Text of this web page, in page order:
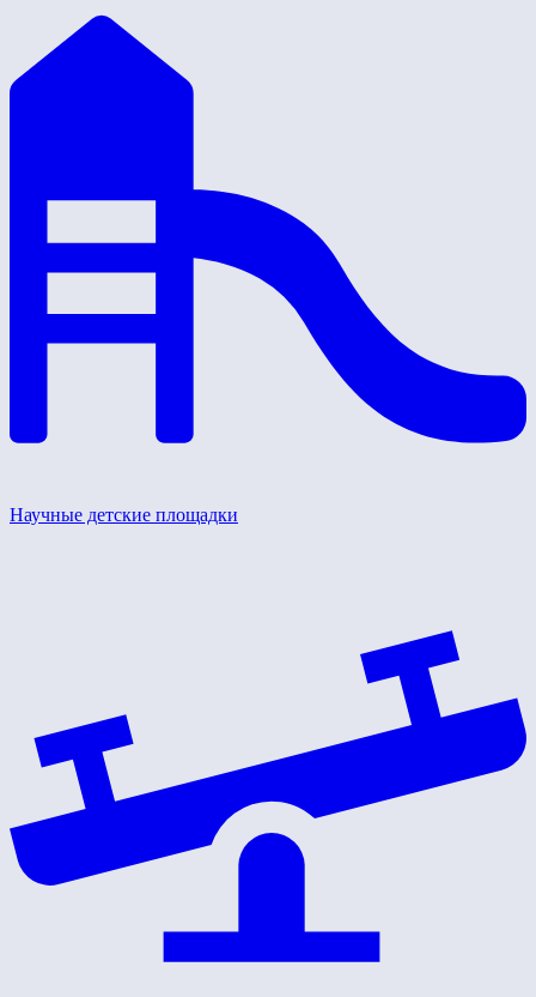
Научные детские площадки